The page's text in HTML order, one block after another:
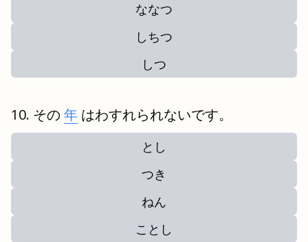
ななつ
しちつ
しつ
その 年 はわすれられないです。
とし
つき
ねん
ことし